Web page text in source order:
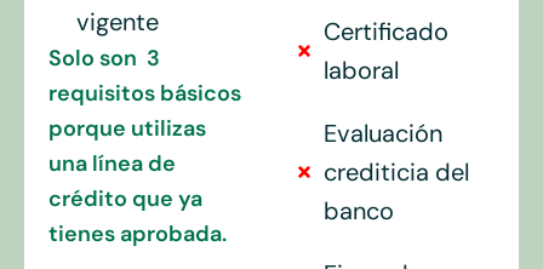
vigente
Solo son 3
requisitos básicos
porque utilizas
una línea de
crédito que ya
tienes aprobada.
Certificado
laboral
Evaluación
crediticia del
banco